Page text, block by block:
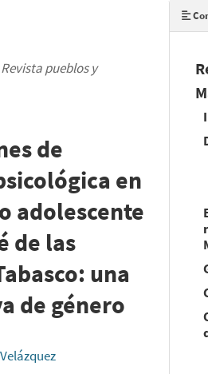
Revista pueblos y
de
en
adolescente
de las
una
de género